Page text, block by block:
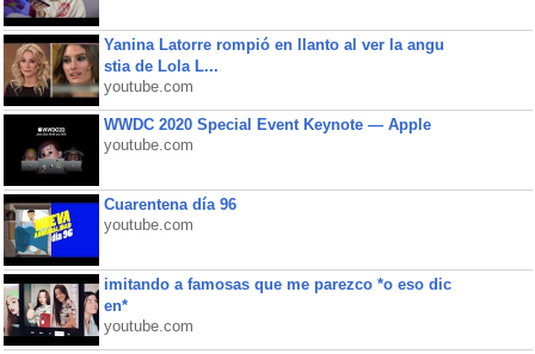
Yanina Latorre rompió en llanto al ver la angu
stia de Lola L...
youtube.com
WWDC 2020 Special Event Keynote — Apple
youtube.com
Cuarentena día 96
youtube.com
imitando a famosas que me parezco *o eso dic
en*
youtube.com